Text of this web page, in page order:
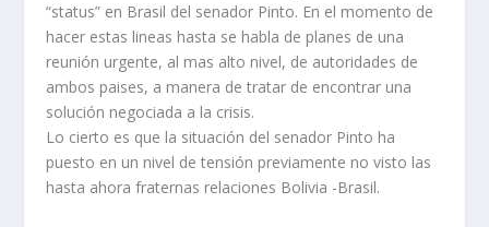
“status” en Brasil del senador Pinto. En el momento de
hacer estas lineas hasta se habla de planes de una
reunión urgente, al mas alto nivel, de autoridades de
ambos paises, a manera de tratar de encontrar una
solución negociada a la crisis.
Lo cierto es que la situación del senador Pinto ha
puesto en un nivel de tensión previamente no visto las
hasta ahora fraternas relaciones Bolivia -Brasil.